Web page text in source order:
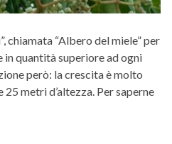
chiamata “Albero del miele” per
quantità superiore ad ogni
però: la crescita è molto
metri d’altezza. Per saperne